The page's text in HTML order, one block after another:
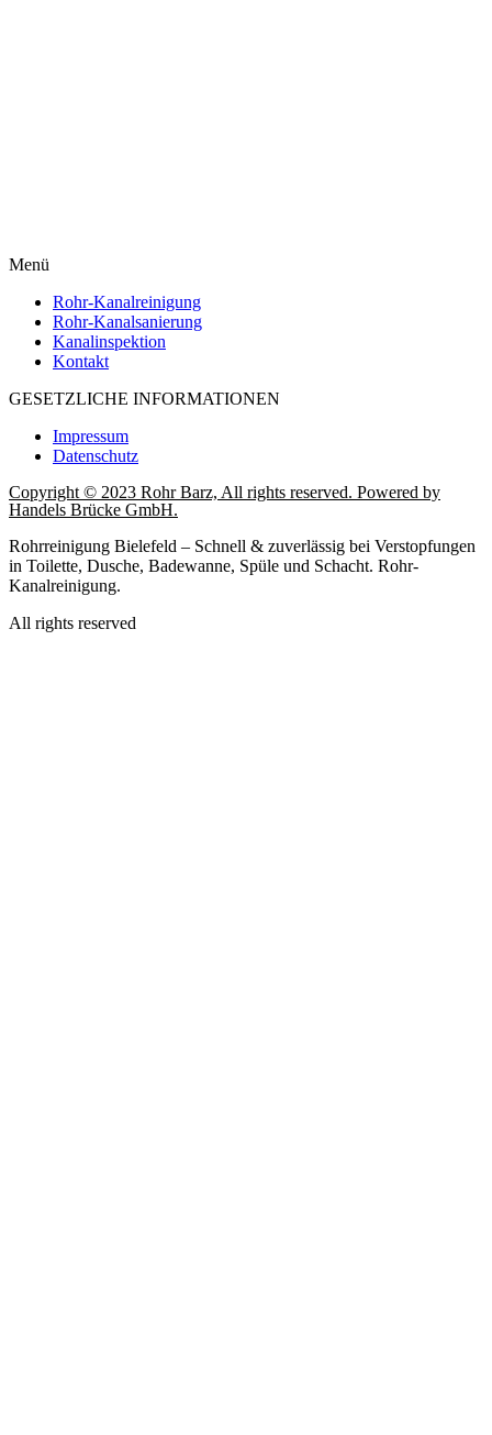
Menü
Rohr-Kanalreinigung
Rohr-Kanalsanierung
Kanalinspektion
Kontakt
GESETZLICHE INFORMATIONEN
Impressum
Datenschutz
Copyright © 2023 Rohr Barz, All rights reserved. Powered by
Handels Brücke GmbH.
Rohrreinigung Bielefeld – Schnell & zuverlässig bei Verstopfungen
in Toilette, Dusche, Badewanne, Spüle und Schacht. Rohr-
Kanalreinigung.
All rights reserved